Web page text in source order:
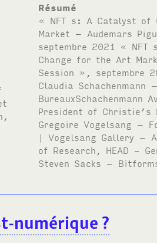
Résumé
« NFT s: A Catalyst of
Market – Audemars
septembre 2021 «
Change for the Art
Session », septembre
Claudia Schachenmann
BureauxSchachenmann
President of Christie’s
Gregoire Vogelsang –
| Vogelsang Gallery –
of Research, HEAD -
Steven Sacks –
numérique ?